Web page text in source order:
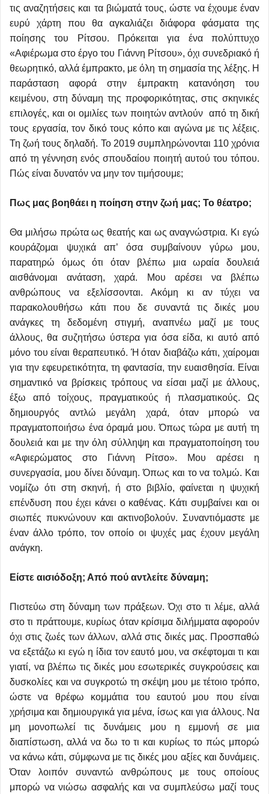
τις αναζητήσεις και τα βιώματά τους, ώστε να έχουμε έναν
ευρύ χάρτη που θα αγκαλιάζει διάφορα φάσματα της
ποίησης του Ρίτσου. Πρόκειται για ένα πολύπτυχο
«Αφιέρωμα στο έργο του Γιάννη Ρίτσου», όχι συνεδριακό ή
θεωρητικό, αλλά έμπρακτο, με όλη τη σημασία της λέξης. Η
παράσταση αφορά στην έμπρακτη κατανόηση του
κειμένου, στη δύναμη της προφορικότητας, στις σκηνικές
επιλογές, και οι ομιλίες των ποιητών αντλούν από τη δική
τους εργασία, τον δικό τους κόπο και αγώνα με τις λέξεις.
Τη ζωή τους δηλαδή. Το 2019 συμπληρώνονται 110 χρόνια
από τη γέννηση ενός σπουδαίου ποιητή αυτού του τόπου.
Πώς είναι δυνατόν να μην τον τιμήσουμε;
Πως μας βοηθάει η ποίηση στην ζωή μας; Το θέατρο;
Θα μιλήσω πρώτα ως θεατής και ως αναγνώστρια. Κι εγώ
κουράζομαι ψυχικά απ’ όσα συμβαίνουν γύρω μου,
παρατηρώ όμως ότι όταν βλέπω μια ωραία δουλειά
αισθάνομαι ανάταση, χαρά. Μου αρέσει να βλέπω
ανθρώπους να εξελίσσονται. Ακόμη κι αν τύχει να
παρακολουθήσω κάτι που δε συναντά τις δικές μου
ανάγκες τη δεδομένη στιγμή, αναπνέω μαζί με τους
άλλους, θα συζητήσω ύστερα για όσα είδα, κι αυτό από
μόνο του είναι θεραπευτικό. Ή όταν διαβάζω κάτι, χαίρομαι
για την εφευρετικότητα, τη φαντασία, την ευαισθησία. Είναι
σημαντικό να βρίσκεις τρόπους να είσαι μαζί με άλλους,
έξω από τοίχους, πραγματικούς ή πλασματικούς. Ως
δημιουργός αντλώ μεγάλη χαρά, όταν μπορώ να
πραγματοποιήσω ένα όραμά μου. Όπως τώρα με αυτή τη
δουλειά και με την όλη σύλληψη και πραγματοποίηση του
«Αφιερώματος στο Γιάννη Ρίτσο». Μου αρέσει η
συνεργασία, μου δίνει δύναμη. Όπως και το να τολμώ. Και
νομίζω ότι στη σκηνή, ή στο βιβλίο, φαίνεται η ψυχική
επένδυση που έχει κάνει ο καθένας. Κάτι συμβαίνει και οι
σιωπές πυκνώνουν και ακτινοβολούν. Συναντιόμαστε με
έναν άλλο τρόπο, τον οποίο οι ψυχές μας έχουν μεγάλη
ανάγκη.
Είστε αισιόδοξη; Από πού αντλείτε δύναμη;
Πιστεύω στη δύναμη των πράξεων. Όχι στο τι λέμε, αλλά
στο τι πράττουμε, κυρίως όταν κρίσιμα διλήμματα αφορούν
όχι στις ζωές των άλλων, αλλά στις δικές μας. Προσπαθώ
να εξετάζω κι εγώ η ίδια τον εαυτό μου, να σκέφτομαι τι και
γιατί, να βλέπω τις δικές μου εσωτερικές συγκρούσεις και
δυσκολίες και να συγκροτώ τη σκέψη μου με τέτοιο τρόπο,
ώστε να θρέφω κομμάτια του εαυτού μου που είναι
χρήσιμα και δημιουργικά για μένα, ίσως και για άλλους. Να
μη μονοπωλεί τις δυνάμεις μου η εμμονή σε μια
διαπίστωση, αλλά να δω το τι και κυρίως το πώς μπορώ
να κάνω κάτι, σύμφωνα με τις δικές μου αξίες και δυνάμεις.
Όταν λοιπόν συναντώ ανθρώπους με τους οποίους
μπορώ να νιώσω ασφαλής και να συμπλεύσω μαζί τους